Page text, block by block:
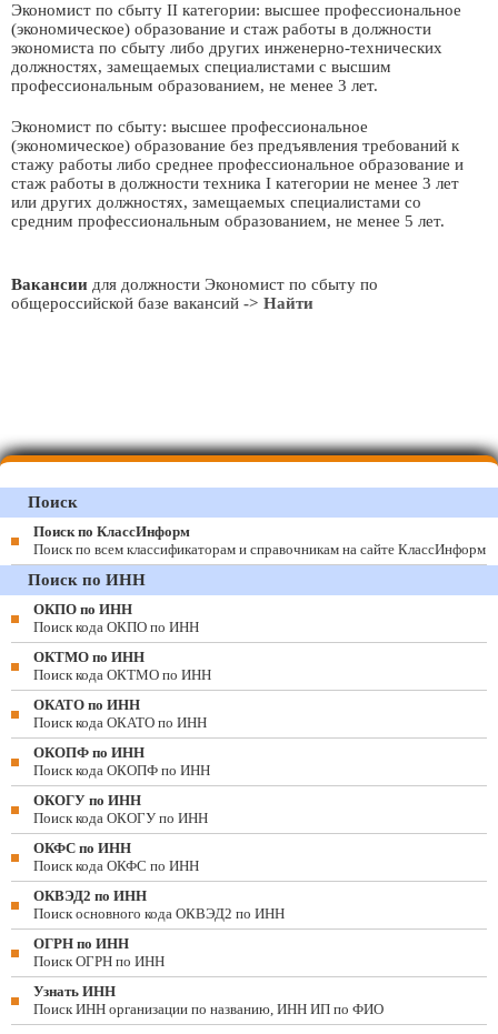
Экономист по сбыту II категории: высшее профессиональное
(экономическое) образование и стаж работы в должности
экономиста по сбыту либо других инженерно-технических
должностях, замещаемых специалистами с высшим
профессиональным образованием, не менее 3 лет.
Экономист по сбыту: высшее профессиональное
(экономическое) образование без предъявления требований к
стажу работы либо среднее профессиональное образование и
стаж работы в должности техника I категории не менее 3 лет
или других должностях, замещаемых специалистами со
средним профессиональным образованием, не менее 5 лет.
Вакансии для должности Экономист по сбыту по
общероссийской базе вакансий -> Найти
Поиск
Поиск по КлассИнформ
Поиск по всем классификаторам и справочникам на сайте КлассИнформ
Поиск по ИНН
ОКПО по ИНН
Поиск кода ОКПО по ИНН
ОКТМО по ИНН
Поиск кода ОКТМО по ИНН
ОКАТО по ИНН
Поиск кода ОКАТО по ИНН
ОКОПФ по ИНН
Поиск кода ОКОПФ по ИНН
ОКОГУ по ИНН
Поиск кода ОКОГУ по ИНН
ОКФС по ИНН
Поиск кода ОКФС по ИНН
ОКВЭД2 по ИНН
Поиск основного кода ОКВЭД2 по ИНН
ОГРН по ИНН
Поиск ОГРН по ИНН
Узнать ИНН
Поиск ИНН организации по названию, ИНН ИП по ФИО